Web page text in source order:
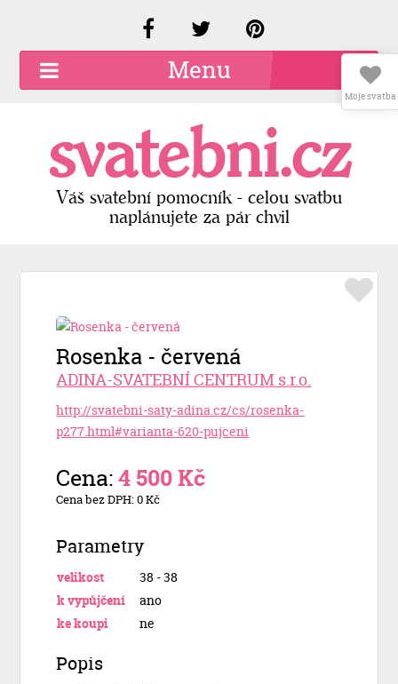
Menu
Kariéra
Kontakty
Přidat firmu
svatebni.cz
Váš svatební pomocník - celou svatbu
naplánujete za pár chvil
Rosenka - červená
ADINA-SVATEBNÍ CENTRUM s.r.o.
http://svatebni-saty-adina.cz/cs/rosenka-
p277.html#varianta-620-pujceni
Cena:4 500 Kč
Cena bez DPH: 0 Kč
Parametry
velikost
38 - 38
k vypůjčení
ano
ke koupi
ne
Popis
Moje svatba